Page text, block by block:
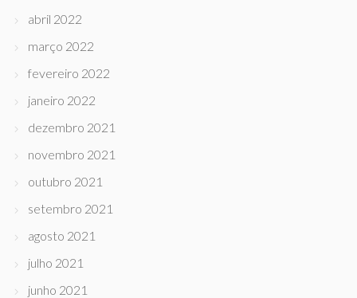
abril 2022
março 2022
fevereiro 2022
janeiro 2022
dezembro 2021
novembro 2021
outubro 2021
setembro 2021
agosto 2021
julho 2021
junho 2021